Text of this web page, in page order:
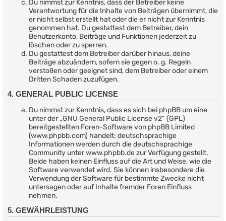
Du nimmst zur Kenntnis, dass der Betreiber keine
Verantwortung für die Inhalte von Beiträgen übernimmt, die
er nicht selbst erstellt hat oder die er nicht zur Kenntnis
genommen hat. Du gestattest dem Betreiber, dein
Benutzerkonto, Beiträge und Funktionen jederzeit zu
löschen oder zu sperren.
Du gestattest dem Betreiber darüber hinaus, deine
Beiträge abzuändern, sofern sie gegen o. g. Regeln
verstoßen oder geeignet sind, dem Betreiber oder einem
Dritten Schaden zuzufügen.
4. GENERAL PUBLIC LICENSE
Du nimmst zur Kenntnis, dass es sich bei phpBB um eine
unter der „GNU General Public License v2“ (GPL)
bereitgestellten Foren-Software von phpBB Limited
(www.phpbb.com) handelt; deutschsprachige
Informationen werden durch die deutschsprachige
Community unter www.phpbb.de zur Verfügung gestellt.
Beide haben keinen Einfluss auf die Art und Weise, wie die
Software verwendet wird. Sie können insbesondere die
Verwendung der Software für bestimmte Zwecke nicht
untersagen oder auf Inhalte fremder Foren Einfluss
nehmen.
5. GEWÄHRLEISTUNG